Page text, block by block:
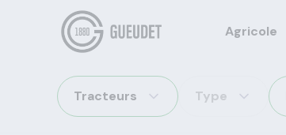
Agricole
Tracteurs Type